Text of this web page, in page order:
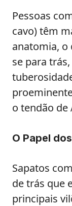
Pessoas
cavo) têm
anatomia, o
se para
o tendão de
O Papel
Sapatos
de trás que
principais